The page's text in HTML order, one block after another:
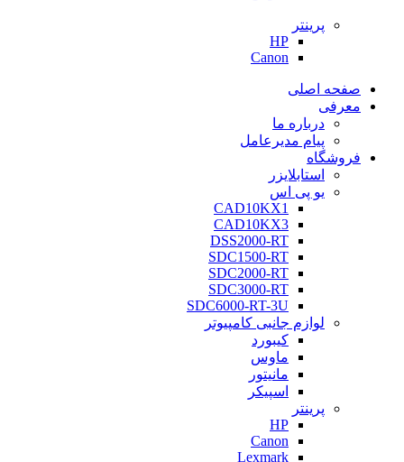
پرینتر
HP
Canon
صفحه اصلی
معرفی
درباره ما
پیام مدیرعامل
فروشگاه
استابلایزر
یو پی اس
CAD10KX1
CAD10KX3
DSS2000-RT
SDC1500-RT
SDC2000-RT
SDC3000-RT
SDC6000-RT-3U
لوازم جانبی کامپیوتر
کیبورد
ماوس
مانیتور
اسپیکر
پرینتر
HP
Canon
Lexmark